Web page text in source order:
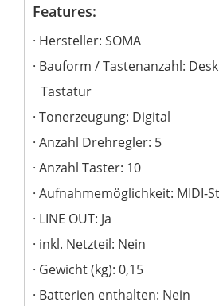
Features:
Hersteller: SOMA
Bauform / Tastenanzahl:
Tastatur
Tonerzeugung: Digital
Anzahl Drehregler: 5
Anzahl Taster: 10
Aufnahmemöglichkeit: MIDI-
LINE OUT: Ja
inkl. Netzteil: Nein
Gewicht (kg): 0,15
Batterien enthalten: Nein